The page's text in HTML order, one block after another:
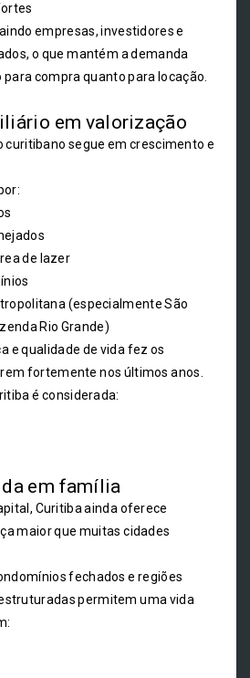
empresas, investidores e
o que mantém a demanda
compra quanto para locação.
em valorização
curitibano segue em crescimento e
de lazer
(especialmente São
Rio Grande)
e qualidade de vida fez os
fortemente nos últimos anos.
é considerada:
em família
Curitiba ainda oferece
maior que muitas cidades
fechados e regiões
permitem uma vida